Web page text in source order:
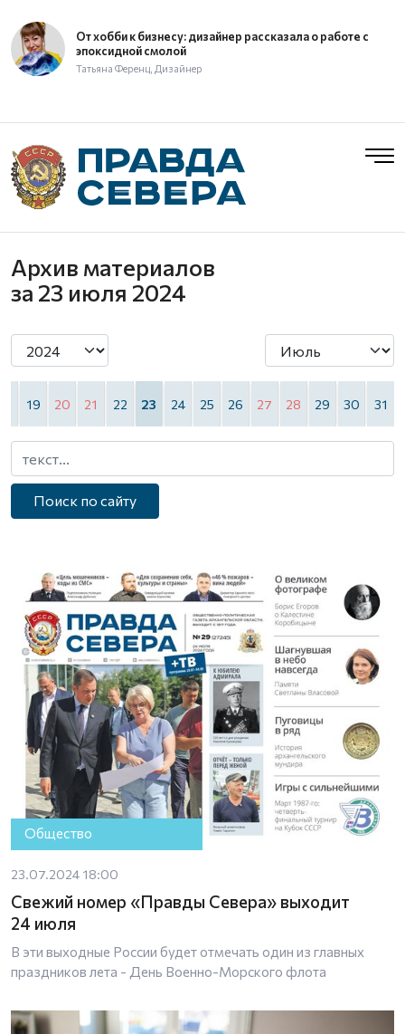
От хобби к бизнесу: дизайнер рассказала о работе с
эпоксидной смолой
Татьяна Ференц, Дизайнер
Архив материалов
за 23 июля 2024
19 20 21 22 23 24 25 26 27 28 29 30 31
Поиск по сайту
Общество
23.07.2024 18:00
Свежий номер «Правды Севера» выходит
24 июля
В эти выходные России будет отмечать один из главных
праздников лета - День Военно-Морского флота